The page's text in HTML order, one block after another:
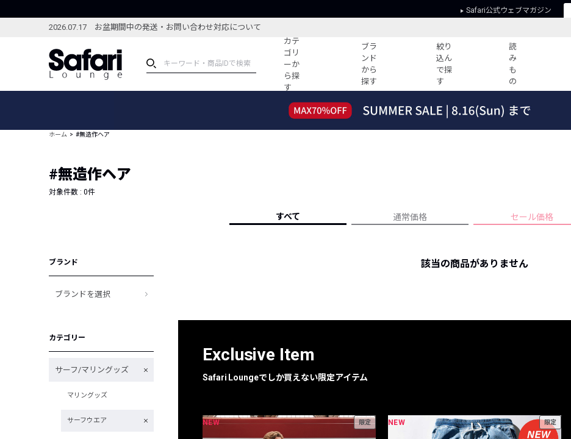
Safari公式ウェブマガジン
2026.07.17 お盆期間中の発送・お問い合わせ対応について
カテ
ゴリ
ーか
ら探
す
ブラ
ンド
から
探す
絞り
込ん
で探
す
読
み
も
の
ブランドから探す
新着アイテム
編集部のおすすめアイテム
すべての記事
人気記事ランキング
フォーカスブランド
プライバシーポリシー
ホーム #無造作ヘア
#無造作ヘア
対象件数 : 0件
すべて 通常価格 セール価格
ブランド
ブランドを選択
カテゴリー
サーフ/マリングッズ
マリングッズ
サーフウエア
該当の商品がありません
Exclusive Item
Safari Loungeでしか買えない限定アイテム
NEW 限定 NEW 限定